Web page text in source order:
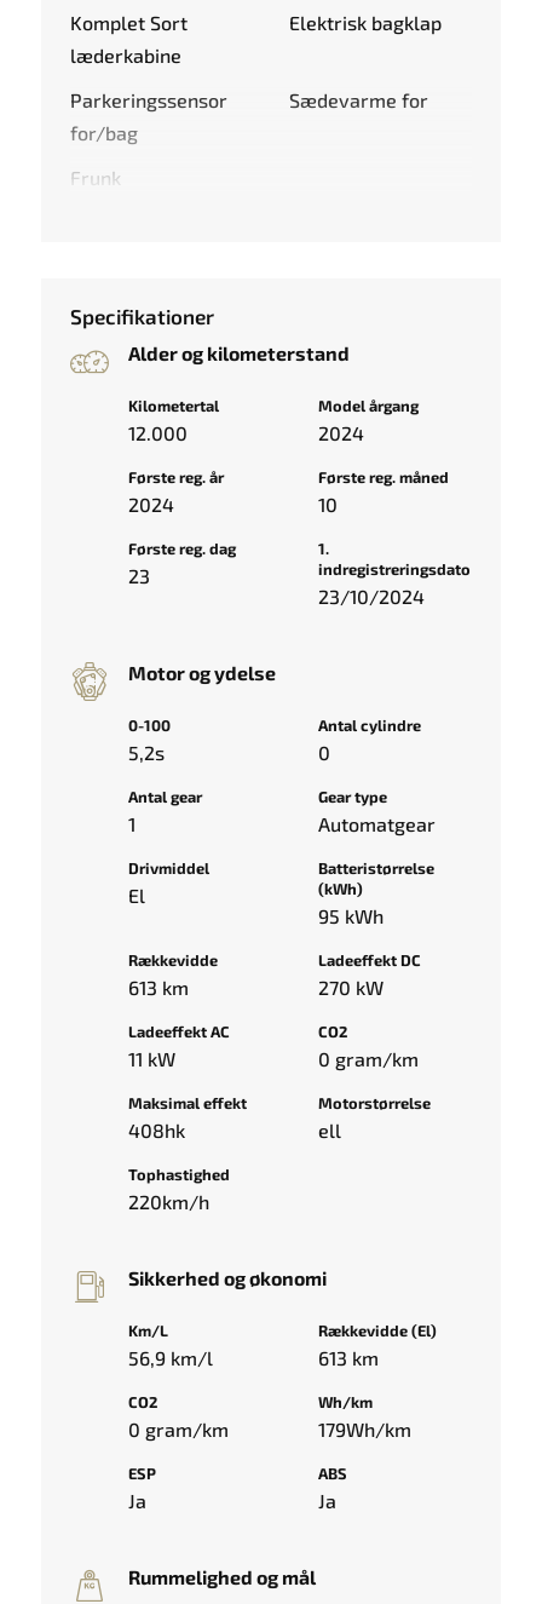
Komplet Sort
læderkabine
Elektrisk bagklap
Parkeringssensor
for/bag
Sædevarme for
Frunk
Specifikationer
Alder og kilometerstand
Kilometertal
12.000
Model årgang
2024
Første reg. år
2024
Første reg. måned
10
Første reg. dag
23
1.
indregistreringsdato
23/10/2024
Motor og ydelse
0-100
5,2s
Antal cylindre
0
Antal gear
1
Gear type
Automatgear
Drivmiddel
El
Batteristørrelse
(kWh)
95 kWh
Rækkevidde
613 km
Ladeeffekt DC
270 kW
Ladeeffekt AC
11 kW
CO2
0 gram/km
Maksimal effekt
408hk
Motorstørrelse
ell
Tophastighed
220km/h
Sikkerhed og økonomi
Km/L
56,9 km/l
Rækkevidde (El)
613 km
CO2
0 gram/km
Wh/km
179Wh/km
ESP
Ja
ABS
Ja
Rummelighed og mål